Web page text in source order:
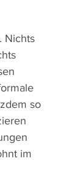
Nichts
so
im